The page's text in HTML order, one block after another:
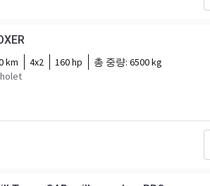
km 4x2 160 hp 총 중량: 6500 kg